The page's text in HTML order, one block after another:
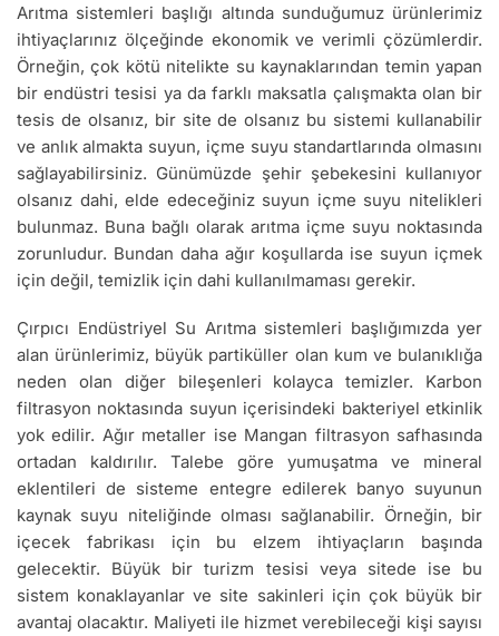
Arıtma sistemleri başlığı altında sunduğumuz ürünlerimiz
ihtiyaçlarınız ölçeğinde ekonomik ve verimli çözümlerdir.
Örneğin, çok kötü nitelikte su kaynaklarından temin yapan
bir endüstri tesisi ya da farklı maksatla çalışmakta olan bir
tesis de olsanız, bir site de olsanız bu sistemi kullanabilir
ve anlık almakta suyun, içme suyu standartlarında olmasını
sağlayabilirsiniz. Günümüzde şehir şebekesini kullanıyor
olsanız dahi, elde edeceğiniz suyun içme suyu nitelikleri
bulunmaz. Buna bağlı olarak arıtma içme suyu noktasında
zorunludur. Bundan daha ağır koşullarda ise suyun içmek
için değil, temizlik için dahi kullanılmaması gerekir.
Çırpıcı Endüstriyel Su Arıtma sistemleri başlığımızda yer
alan ürünlerimiz, büyük partiküller olan kum ve bulanıklığa
neden olan diğer bileşenleri kolayca temizler. Karbon
filtrasyon noktasında suyun içerisindeki bakteriyel etkinlik
yok edilir. Ağır metaller ise Mangan filtrasyon safhasında
ortadan kaldırılır. Talebe göre yumuşatma ve mineral
eklentileri de sisteme entegre edilerek banyo suyunun
kaynak suyu niteliğinde olması sağlanabilir. Örneğin, bir
içecek fabrikası için bu elzem ihtiyaçların başında
gelecektir. Büyük bir turizm tesisi veya sitede ise bu
sistem konaklayanlar ve site sakinleri için çok büyük bir
avantaj olacaktır. Maliyeti ile hizmet verebileceği kişi sayısı